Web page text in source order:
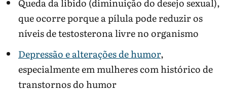
que ocorre porque a pílula pode reduzir os
níveis de testosterona livre no organismo
Depressão e alterações de humor,
especialmente em mulheres com histórico de
transtornos do humor